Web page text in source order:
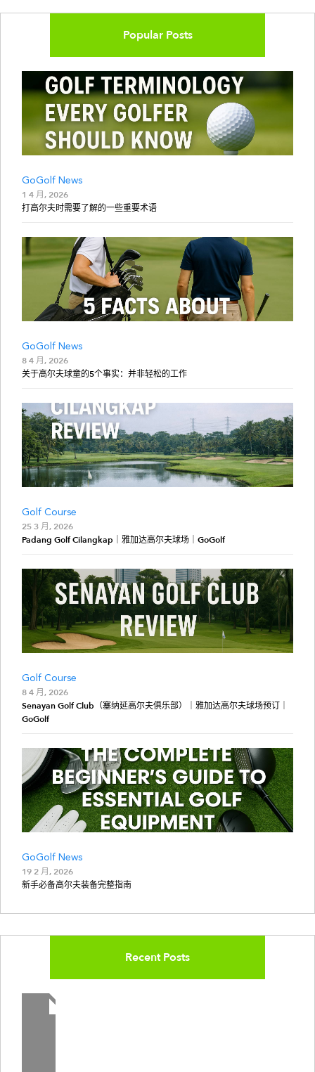
Popular Posts
GoGolf News
1 4 月, 2026
打高尔夫时需要了解的一些重要术语
GoGolf News
8 4 月, 2026
关于高尔夫球童的5个事实：并非轻松的工作
Golf Course
25 3 月, 2026
Padang Golf Cilangkap｜雅加达高尔夫球场｜GoGolf
Golf Course
8 4 月, 2026
Senayan Golf Club（塞纳延高尔夫俱乐部）｜雅加达高尔夫球场预订｜
GoGolf
GoGolf News
19 2 月, 2026
新手必备高尔夫装备完整指南
Recent Posts